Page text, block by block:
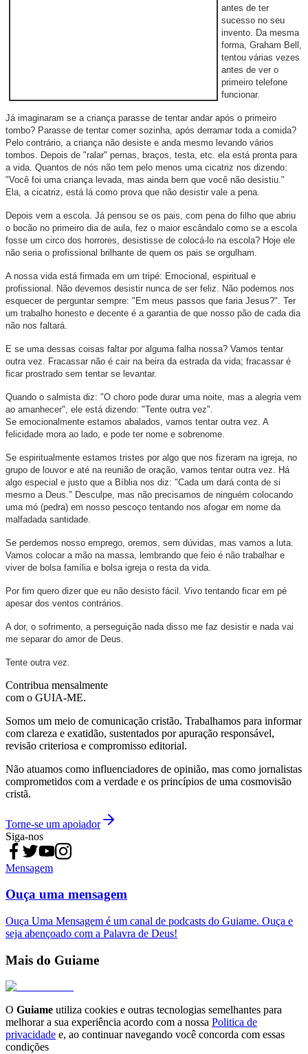
antes de ter
sucesso no seu
invento. Da mesma
forma, Graham Bell,
tentou várias vezes
antes de ver o
primeiro telefone
funcionar.
Já imaginaram se a criança parasse de tentar andar após o primeiro
tombo? Parasse de tentar comer sozinha, após derramar toda a comida?
Pelo contrário, a criança não desiste e anda mesmo levando vários
tombos. Depois de "ralar" pernas, braços, testa, etc. ela está pronta para
a vida. Quantos de nós não tem pelo menos uma cicatriz nos dizendo:
"Você foi uma criança levada, mas ainda bem que você não desistiu."
Ela, a cicatriz, está lá como prova que não desistir vale a pena.
Depois vem a escola. Já pensou se os pais, com pena do filho que abriu
o bocão no primeiro dia de aula, fez o maior escândalo como se a escola
fosse um circo dos horrores, desistisse de colocá-lo na escola? Hoje ele
não seria o profissional brilhante de quem os pais se orgulham.
A nossa vida está firmada em um tripé: Emocional, espiritual e
profissional. Não devemos desistir nunca de ser feliz. Não podemos nos
esquecer de perguntar sempre: "Em meus passos que faria Jesus?". Ter
um trabalho honesto e decente é a garantia de que nosso pão de cada dia
não nos faltará.
E se uma dessas coisas faltar por alguma falha nossa? Vamos tentar
outra vez. Fracassar não é cair na beira da estrada da vida; fracassar é
ficar prostrado sem tentar se levantar.
Quando o salmista diz: "O choro pode durar uma noite, mas a alegria vem
ao amanhecer", ele está dizendo: "Tente outra vez".
Se emocionalmente estamos abalados, vamos tentar outra vez. A
felicidade mora ao lado, e pode ter nome e sobrenome.
Se espiritualmente estamos tristes por algo que nos fizeram na igreja, no
grupo de louvor e até na reunião de oração, vamos tentar outra vez. Há
algo especial e justo que a Bíblia nos diz: "Cada um dará conta de si
mesmo a Deus." Desculpe, mas não precisamos de ninguém colocando
uma mó (pedra) em nosso pescoço tentando nos afogar em nome da
malfadada santidade.
Se perdemos nosso emprego, oremos, sem dúvidas, mas vamos a luta.
Vamos colocar a mão na massa, lembrando que feio é não trabalhar e
viver de bolsa família e bolsa igreja o resta da vida.
Por fim quero dizer que eu não desisto fácil. Vivo tentando ficar em pé
apesar dos ventos contrários.
A dor, o sofrimento, a perseguição nada disso me faz desistir e nada vai
me separar do amor de Deus.
Tente outra vez.
Contribua mensalmente
com o GUIA-ME.
Somos um meio de comunicação cristão. Trabalhamos para informar
com clareza e exatidão, sustentados por apuração responsável,
revisão criteriosa e compromisso editorial.
Não atuamos como influenciadores de opinião, mas como jornalistas
comprometidos com a verdade e os princípios de uma cosmovisão
cristã.
Torne-se um apoiador
Siga-nos
Mensagem
Ouça uma mensagem
Ouça Uma Mensagem é um canal de podcasts do Guiame. Ouça e
seja abençoado com a Palavra de Deus!
Mais do Guiame
O Guiame utiliza cookies e outras tecnologias semelhantes para
melhorar a sua experiência acordo com a nossa Politica de
privacidade e, ao continuar navegando você concorda com essas
condições